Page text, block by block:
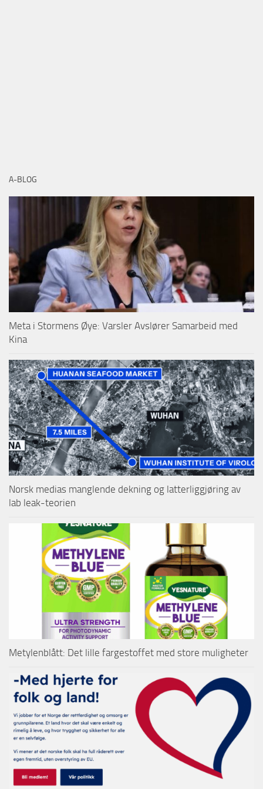
A-BLOG
Meta i Stormens Øye: Varsler Avslører Samarbeid med
Kina
Norsk medias manglende dekning og latterliggjøring av
lab leak-teorien
Metylenblått: Det lille fargestoffet med store muligheter